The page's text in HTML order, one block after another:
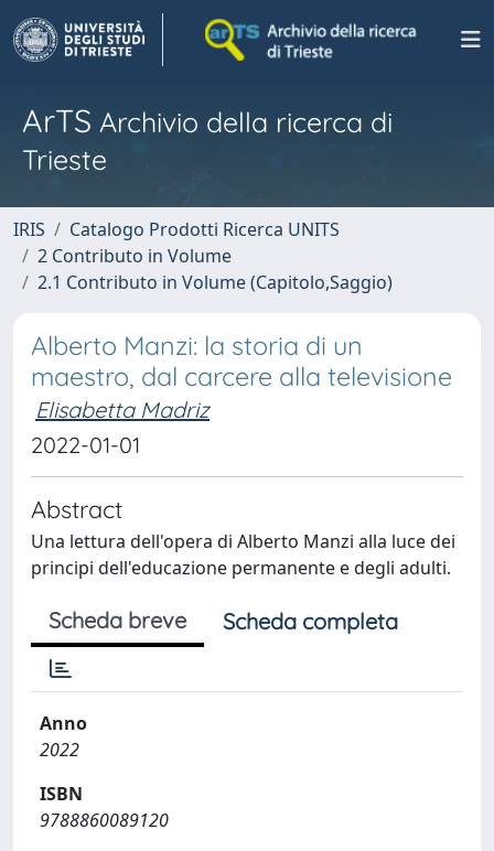
ArTS Archivio della ricerca di
Trieste
IRIS
Catalogo Prodotti Ricerca UNITS
2 Contributo in Volume
2.1 Contributo in Volume (Capitolo,Saggio)
Alberto Manzi: la storia di un
maestro, dal carcere alla televisione
Elisabetta Madriz
2022-01-01
Abstract
Una lettura dell'opera di Alberto Manzi alla luce dei
principi dell'educazione permanente e degli adulti.
Scheda breve Scheda completa
Anno
2022
ISBN
9788860089120